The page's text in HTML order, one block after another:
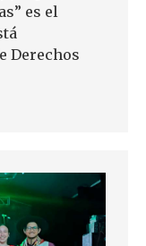
es el
Derechos